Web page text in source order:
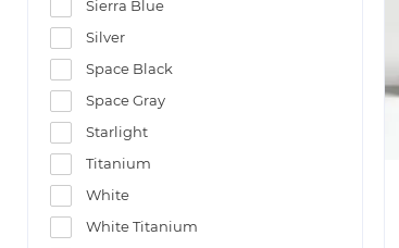
Sierra Blue
Silver
Space Black
Space Gray
Starlight
Titanium
White
White Titanium